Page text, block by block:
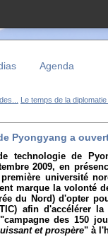
Agenda
Le temps de la diplomatie
Pyongyang a
technologie de
2009, en
université
marque la volonté
du Nord) d'opter
afin d'accélérer
des 150
et prospère" à